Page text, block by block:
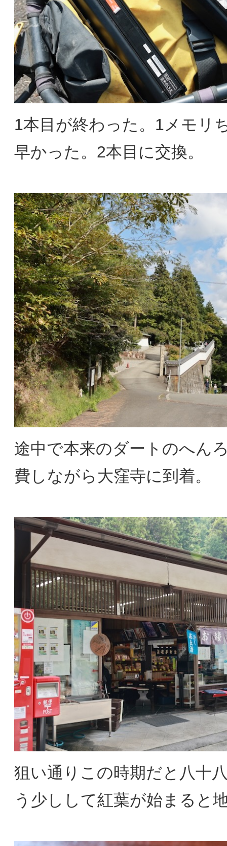
1本目が終わった。1メモリ
早かった。2本目に交換。
途中で本来のダートのへん
費しながら大窪寺に到着。
狙い通りこの時期だと八十
う少しして紅葉が始まると